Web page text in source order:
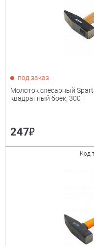
под заказ
Молоток слесарный
квадратный боек, 300 г
247₽
Код